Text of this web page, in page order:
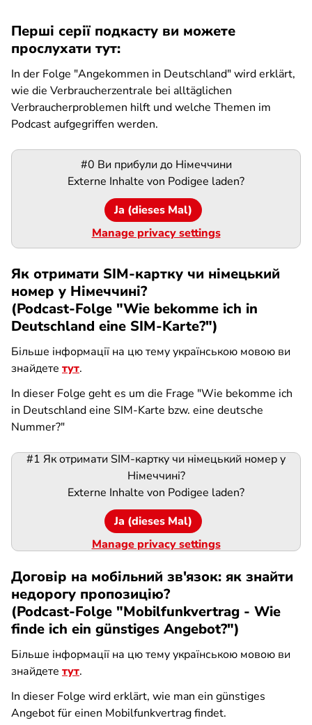
Перші серії подкасту ви можете
прослухати тут:
In der Folge "Angekommen in Deutschland" wird erklärt,
wie die Verbraucherzentrale bei alltäglichen
Verbraucherproblemen hilft und welche Themen im
Podcast aufgegriffen werden.
Podigee-
#0 Ви прибули до Німеччини
Externe Inhalte von Podigee laden?
Ja (dieses Mal)
Manage privacy settings
Як отримати SIM-картку чи німецький
номер у Німеччині?
(Podcast-Folge "Wie bekomme ich in
Deutschland eine SIM-Karte?")
Більше інформації на цю тему українською мовою ви
знайдете тут.
In dieser Folge geht es um die Frage "Wie bekomme ich
in Deutschland eine SIM-Karte bzw. eine deutsche
Nummer?"
Podigee-
#1 Як отримати SIM-картку чи німецький номер у
Німеччині?
Externe Inhalte von Podigee laden?
Ja (dieses Mal)
Manage privacy settings
Договір на мобільний зв'язок: як знайти
недорогу пропозицію?
(Podcast-Folge "Mobilfunkvertrag - Wie
finde ich ein günstiges Angebot?")
Більше інформації на цю тему українською мовою ви
знайдете тут.
In dieser Folge wird erklärt, wie man ein günstiges
Angebot für einen Mobilfunkvertrag findet.